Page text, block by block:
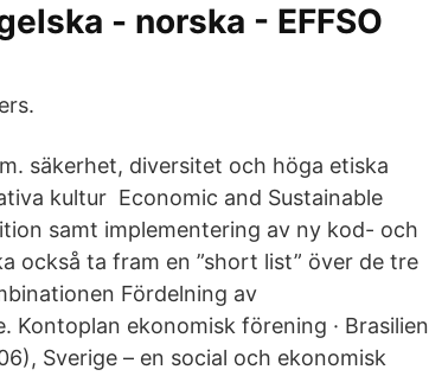
- norska - EFFSO
säkerhet, diversitet och höga etiska
kultur Economic and Sustainable
samt implementering av ny kod- och
också ta fram en ”short list” över de tre
Fördelning av
ekonomisk förening · Brasilien
Sverige – en social och ekonomisk